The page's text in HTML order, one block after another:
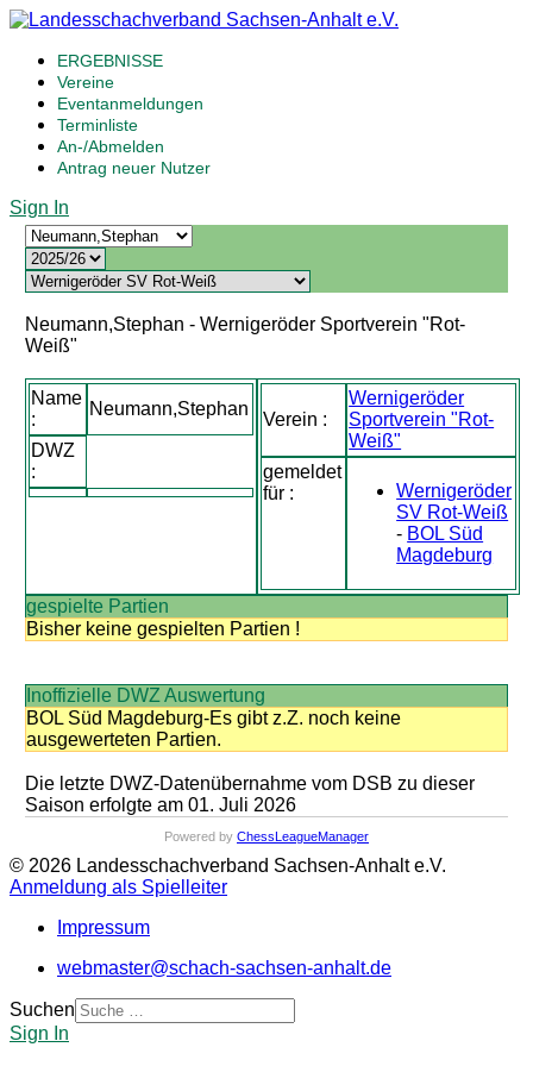
ERGEBNISSE
Vereine
Eventanmeldungen
Terminliste
An-/Abmelden
Antrag neuer Nutzer
Sign In
Neumann,Stephan - Wernigeröder Sportverein "Rot-
Weiß"
Name
:
Neumann,Stephan
DWZ
:
Verein :
Wernigeröder
Sportverein "Rot-
Weiß"
gemeldet
für :
Wernigeröder
SV Rot-Weiß
- BOL Süd
Magdeburg
gespielte Partien
Bisher keine gespielten Partien !
Inoffizielle DWZ Auswertung
BOL Süd Magdeburg-Es gibt z.Z. noch keine
ausgewerteten Partien.
Die letzte DWZ-Datenübernahme vom DSB zu dieser
Saison erfolgte am 01. Juli 2026
Powered by ChessLeagueManager
© 2026 Landesschachverband Sachsen-Anhalt e.V.
Anmeldung als Spielleiter
Impressum
webmaster@schach-sachsen-anhalt.de
Suchen
Sign In